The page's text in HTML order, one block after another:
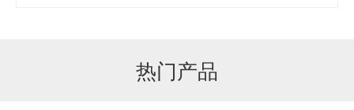
热门产品